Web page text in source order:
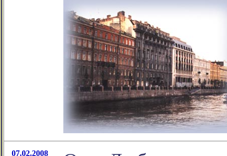
07.02.2008